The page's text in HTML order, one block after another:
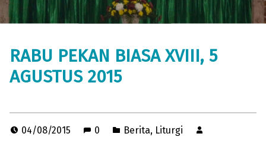
RABU PEKAN BIASA XVIII, 5
AGUSTUS 2015
04/08/2015 0 Berita, Liturgi